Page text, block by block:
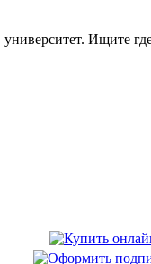
Ищите